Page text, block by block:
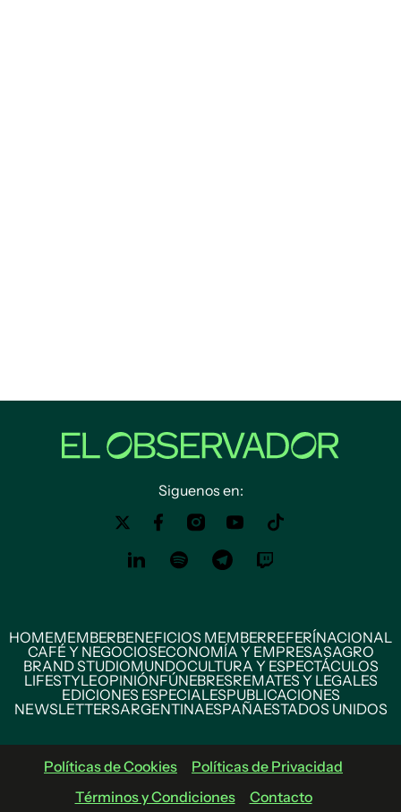
Siguenos en:
HOMEMEMBERBENEFICIOS MEMBERREFERÍNACIONAL
CAFÉ Y NEGOCIOSECONOMÍA Y EMPRESASAGRO
BRAND STUDIOMUNDOCULTURA Y ESPECTÁCULOS
LIFESTYLEOPINIÓNFÚNEBRESREMATES Y LEGALES
EDICIONES ESPECIALESPUBLICACIONES
NEWSLETTERSARGENTINAESPAÑAESTADOS UNIDOS
Políticas de Cookies
Políticas de Privacidad
Términos y Condiciones
Contacto